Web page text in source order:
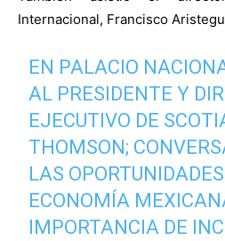
Internacional, Francisco
EN PALACIO
AL PRESIDENTE Y
EJECUTIVO DE
THOMSON;
LAS
ECONOMÍA
IMPORTANCIA DE